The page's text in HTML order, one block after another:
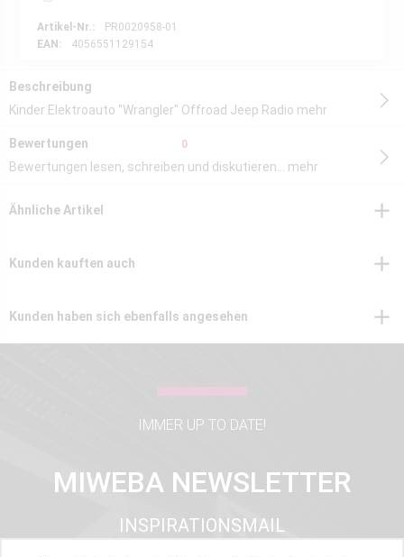
Artikel-Nr.:
PR0020958-01
EAN:
4056551129154
Beschreibung
Kinder Elektroauto "Wrangler" Offroad Jeep Radio mehr
Bewertungen 0
Bewertungen lesen, schreiben und diskutieren... mehr
Ähnliche Artikel
Kunden kauften auch
Kunden haben sich ebenfalls angesehen
IMMER UP TO DATE!
MIWEBA NEWSLETTER
INSPIRATIONSMAIL